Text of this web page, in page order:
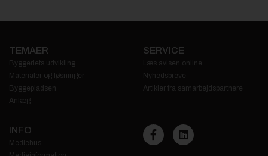
TEMAER
Byggeriets udvikling
Materialer og løsninger
Byggepladsen
Anlæg
SERVICE
Læs avisen online
Nyhedsbreve
Artikler fra samarbejdspartnere
INFO
Mediehus